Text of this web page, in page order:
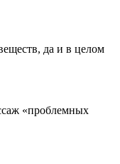
да и в целом
«проблемных